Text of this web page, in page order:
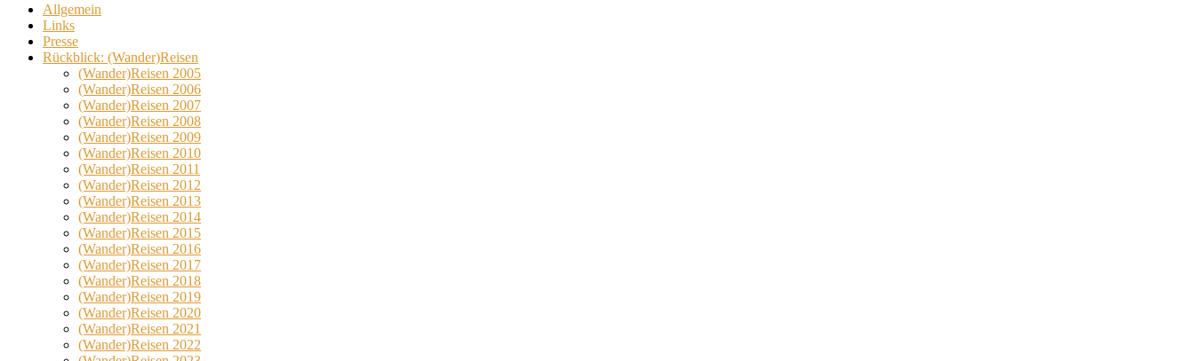
Allgemein
Links
Presse
Rückblick: (Wander)Reisen
(Wander)Reisen 2005
(Wander)Reisen 2006
(Wander)Reisen 2007
(Wander)Reisen 2008
(Wander)Reisen 2009
(Wander)Reisen 2010
(Wander)Reisen 2011
(Wander)Reisen 2012
(Wander)Reisen 2013
(Wander)Reisen 2014
(Wander)Reisen 2015
(Wander)Reisen 2016
(Wander)Reisen 2017
(Wander)Reisen 2018
(Wander)Reisen 2019
(Wander)Reisen 2020
(Wander)Reisen 2021
(Wander)Reisen 2022